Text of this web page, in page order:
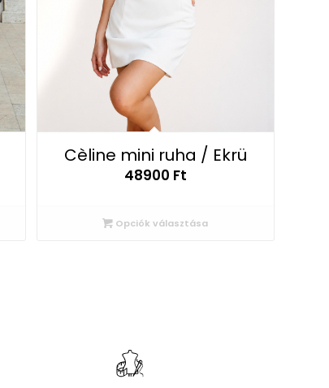
Cèline mini ruha / Ekrü
48900 Ft
Opciók választása